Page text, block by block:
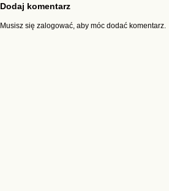
Dodaj komentarz
Musisz się zalogować, aby móc dodać komentarz.